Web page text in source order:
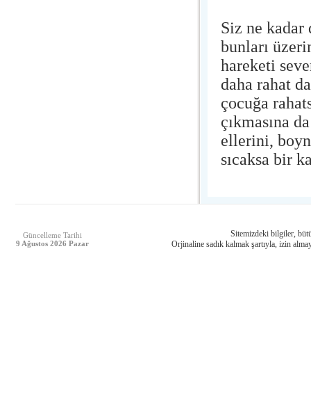
Siz ne
bunları
hareketi
daha rahat
çocuğa
çıkmasına
ellerini,
sıcaksa bir
Güncelleme Tarihi
9 Ağustos 2026 Pazar
Sitemizdeki bilgiler,
Orjinaline sadık kalmak şartıyla, izin